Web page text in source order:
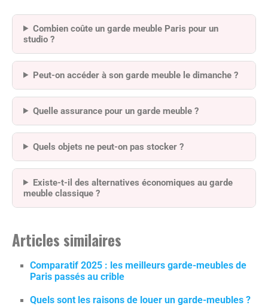
Combien coûte un garde meuble Paris pour un
studio ?
Peut-on accéder à son garde meuble le dimanche ?
Quelle assurance pour un garde meuble ?
Quels objets ne peut-on pas stocker ?
Existe-t-il des alternatives économiques au garde
meuble classique ?
Articles similaires
Comparatif 2025 : les meilleurs garde-meubles de
Paris passés au crible
Quels sont les raisons de louer un garde-meubles ?